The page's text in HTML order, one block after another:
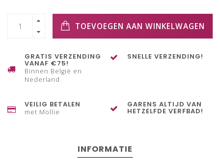
TOEVOEGEN AAN WINKELWAGEN
GRATIS VERZENDING
VANAF €75!
Binnen België en
Nederland
SNELLE VERZENDING!
VEILIG BETALEN
met Mollie
GARENS ALTIJD VAN
HETZELFDE VERFBAD!
INFORMATIE